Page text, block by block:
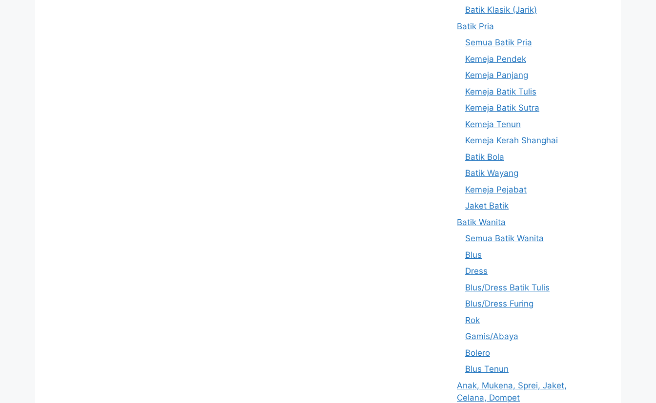
Batik Klasik (Jarik)
Batik Pria
Semua Batik Pria
Kemeja Pendek
Kemeja Panjang
Kemeja Batik Tulis
Kemeja Batik Sutra
Kemeja Tenun
Kemeja Kerah Shanghai
Batik Bola
Batik Wayang
Kemeja Pejabat
Jaket Batik
Batik Wanita
Semua Batik Wanita
Blus
Dress
Blus/Dress Batik Tulis
Blus/Dress Furing
Rok
Gamis/Abaya
Bolero
Blus Tenun
Anak, Mukena, Sprei, Jaket,
Celana, Dompet